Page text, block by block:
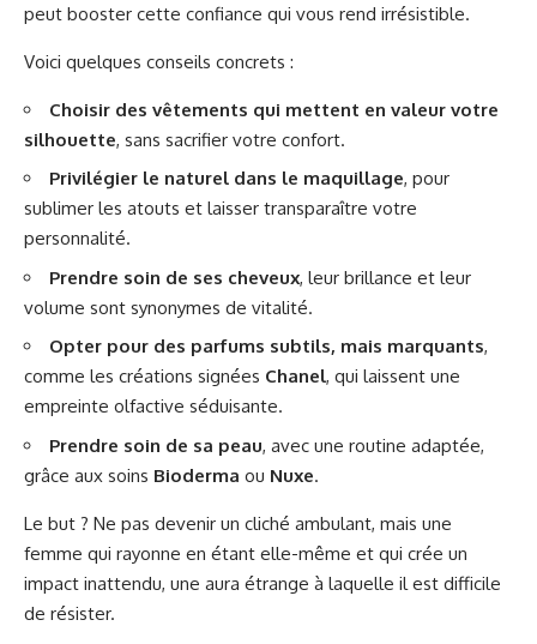
peut booster cette confiance qui vous rend irrésistible.
Voici quelques conseils concrets :
Choisir des vêtements qui mettent en valeur votre
silhouette, sans sacrifier votre confort.
Privilégier le naturel dans le maquillage, pour
sublimer les atouts et laisser transparaître votre
personnalité.
Prendre soin de ses cheveux, leur brillance et leur
volume sont synonymes de vitalité.
Opter pour des parfums subtils, mais marquants,
comme les créations signées Chanel, qui laissent une
empreinte olfactive séduisante.
Prendre soin de sa peau, avec une routine adaptée,
grâce aux soins Bioderma ou Nuxe.
Le but ? Ne pas devenir un cliché ambulant, mais une
femme qui rayonne en étant elle-même et qui crée un
impact inattendu, une aura étrange à laquelle il est difficile
de résister.